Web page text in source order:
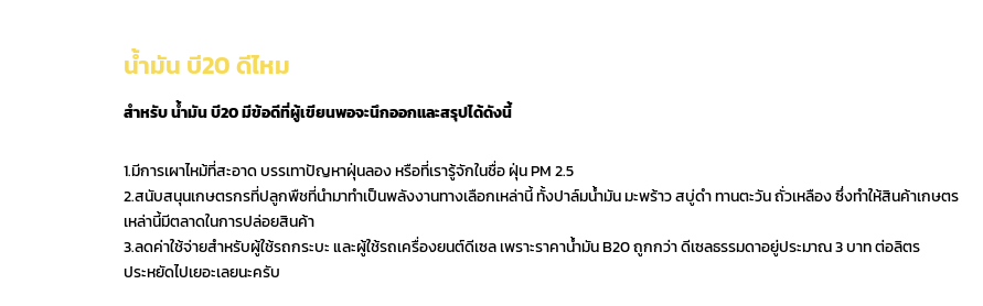
น้ำมัน บี20 ดีไหม
สำหรับ น้ำมัน บี20 มีข้อดีที่ผู้เขียนพอจะนึกออกและสรุปได้ดังนี้
1.มีการเผาไหม้ที่สะอาด บรรเทาปัญหาฝุ่นลอง หรือที่เรารู้จักในชื่อ ฝุ่น PM 2.5
2.สนับสนุนเกษตรกรที่ปลูกพืชที่นำมาทำเป็นพลังงานทางเลือกเหล่านี้ ทั้งปาล์มน้ำมัน มะพร้าว สบู่ดำ ทานตะวัน ถั่วเหลือง ซึ่งทำให้สินค้าเกษตร
เหล่านี้มีตลาดในการปล่อยสินค้า
3.ลดค่าใช้จ่ายสำหรับผู้ใช้รถกระบะ และผู้ใช้รถเครื่องยนต์ดีเซล เพราะราคาน้ำมัน B20 ถูกกว่า ดีเซลธรรมดาอยู่ประมาณ 3 บาท ต่อลิตร
ประหยัดไปเยอะเลยนะครับ